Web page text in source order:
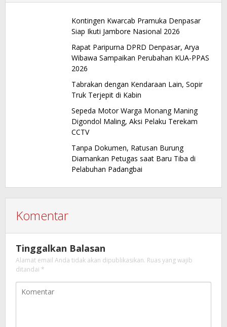
Kontingen Kwarcab Pramuka Denpasar
Siap Ikuti Jambore Nasional 2026
Rapat Paripurna DPRD Denpasar, Arya
Wibawa Sampaikan Perubahan KUA-PPAS
2026
Tabrakan dengan Kendaraan Lain, Sopir
Truk Terjepit di Kabin
Sepeda Motor Warga Monang Maning
Digondol Maling, Aksi Pelaku Terekam
CCTV
Tanpa Dokumen, Ratusan Burung
Diamankan Petugas saat Baru Tiba di
Pelabuhan Padangbai
Komentar
Tinggalkan Balasan
Alamat email Anda tidak akan dipublikasikan. Ruas yang wajib
ditandai *